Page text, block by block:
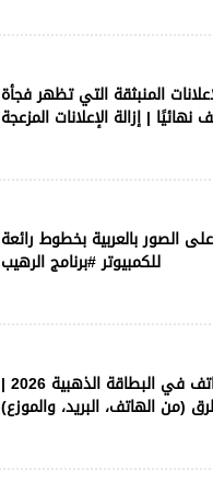
المنبثقة التي تظهر فجأة
| إزالة الإعلانات المزعجة
على الصور بالعربية بخطوط رائعة
للكمبيوتر #برنامج الرهيب
تغيير رقم الهاتف في البطاقة الذهبية 2026 |
(من الهاتف، البريد، والموزع)